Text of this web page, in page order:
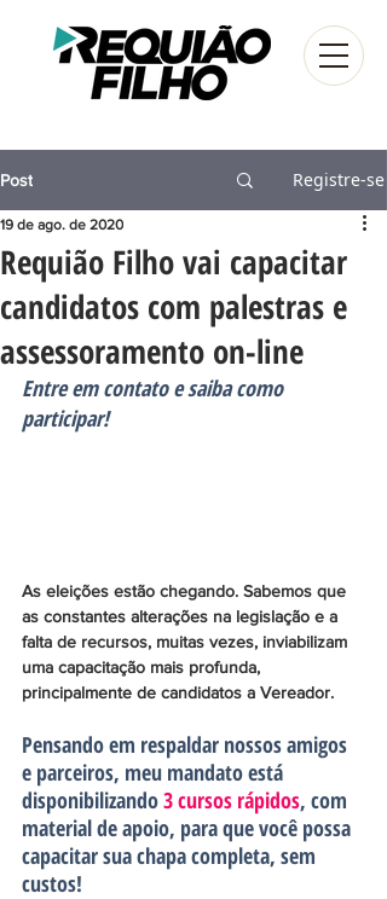
Post Registre-se
Requião Filho vai capacitar
candidatos com palestras e
assessoramento on-line
19 de ago. de 2020
Entre em contato e saiba como
participar!
As eleições estão chegando. Sabemos que
as constantes alterações na legislação e a
falta de recursos, muitas vezes, inviabilizam
uma capacitação mais profunda,
principalmente de candidatos a Vereador.
Pensando em respaldar nossos amigos
e parceiros, meu mandato está
disponibilizando 3 cursos rápidos, com
material de apoio, para que você possa
capacitar sua chapa completa, sem
custos!